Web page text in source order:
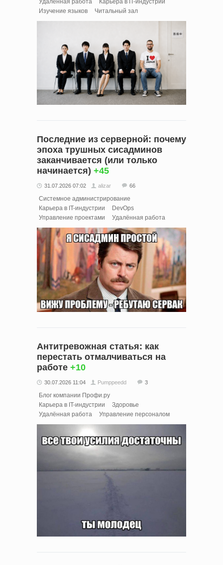
Изучение языков
Читальный зал
Последние из серверной: почему
эпоха трушных сисадминов
заканчивается (или только
начинается) +45
31.07.2026 07:02 alizar 66
Системное администрирование
Карьера в IT-индустрии
DevOps
Управление проектами
Удалённая работа
Антитревожная статья: как
перестать отмалчиваться на
работе +10
30.07.2026 11:04 Pumppeedd 3
Блог компании Профи.ру
Карьера в IT-индустрии
Здоровье
Удалённая работа
Управление персоналом